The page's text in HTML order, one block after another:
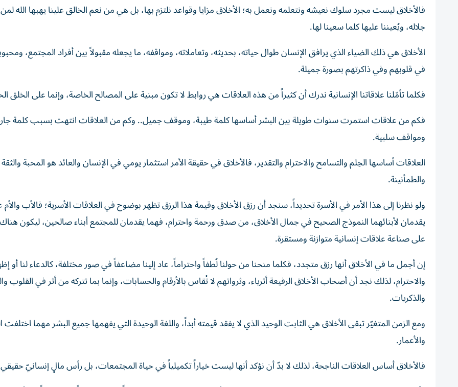
فالأخلاق ليست مجرد سلوك نعيشه ونتعلمه ونعمل به؛ الأخلاق مزايا وقواعد نلتزم بها، بل هي من نعم الخالق علينا يهبها الله
جلاله، ويُعيننا عليها كلما سعينا لها.
الأخلاق هي ذلك الضياء الذي يرافق الإنسان طوال حياته، بحديثه، وتعاملاته، ومواقفه، ما يجعله مقبولاً بين أفراد المجتمع،
في قلوبهم وفي ذاكرتهم بصورة جميلة.
فكلما تأمّلنا علاقاتنا الإنسانية ندرك أن كثيراً من هذه العلاقات هي روابط لا تكون مبنية على المصالح الخاصة، وإنما على الخلق
فكم من علاقات استمرت سنوات طويلة بين البشر أساسها كلمة طيبة، وموقف جميل.. وكم من العلاقات انتهت بسبب كلمة
ومواقف سلبية.
العلاقات أساسها الحِلم والتسامح والاحترام والتقدير، فالأخلاق في حقيقة الأمر استثمار يومي في الإنسان والعائد هو المحبة والثقة
والطمأنينة.
ولو نظرنا إلى هذا الأمر في الأسرة تحديداً، سنجد أن رزق الأخلاق وقيمة هذا الرزق تظهر بوضوح في العلاقات الأسرية؛ فالأب والأم
يقدمان لأبنائهما النموذج الصحيح في جمال الأخلاق، من صدق ورحمة واحترام، فهما يقدمان للمجتمع أبناء صالحين، ليكون
على صناعة علاقات إنسانية متوازنة ومستقرة.
إن أجمل ما في الأخلاق أنها رزق متجدد، فكلما منحنا من حولنا لُطفاً واحتراماً، عاد إلينا مضاعفاً في صور مختلفة، كالدعاء لنا أو
والاحترام، لذلك نجد أن أصحاب الأخلاق الرفيعة أثرياء، وثرواتهم لا تُقاس بالأرقام والحسابات، وإنما بما تتركه من أثر في القلوب
والذكريات.
ومع الزمن المتغيّر تبقى الأخلاق هي الثابت الوحيد الذي لا يفقد قيمته أبداً، واللغة الوحيدة التي يفهمها جميع البشر مهما اختلفت
والأعمار.
فالأخلاق أساس العلاقات الناجحة، لذلك لا بدّ أن نؤكد أنها ليست خياراً تكميلياً في حياة المجتمعات، بل رأس مالٍ إنسانيّ